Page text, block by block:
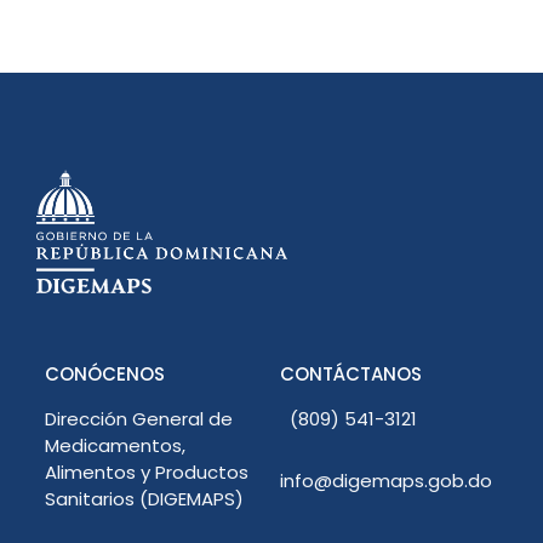
CONÓCENOS
Dirección General de
Medicamentos,
Alimentos y Productos
Sanitarios (DIGEMAPS)
CONTÁCTANOS
(809) 541-3121
info@digemaps.gob.do